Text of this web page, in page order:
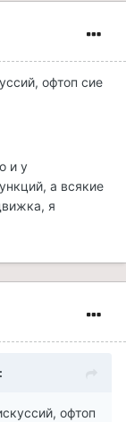
офтоп сие
и у
а всякие
я
офтоп